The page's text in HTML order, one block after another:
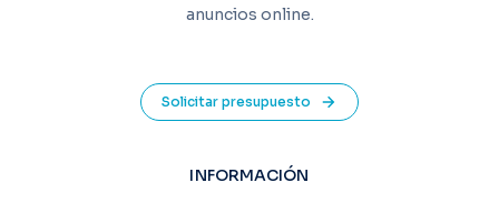
anuncios online.
Solicitar presupuesto
INFORMACIÓN